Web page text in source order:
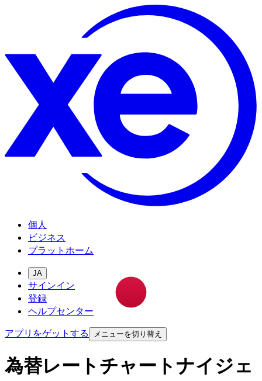
個人
ビジネス
プラットホーム
JA
サインイン
登録
ヘルプセンター
アプリをゲットする
メニューを切り替え
為替レートチャートナイジェ